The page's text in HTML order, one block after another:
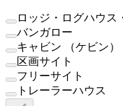
ロッジ・ログハウス
バンガロー
キャビン （ケビン）
区画サイト
フリーサイト
トレーラーハウス